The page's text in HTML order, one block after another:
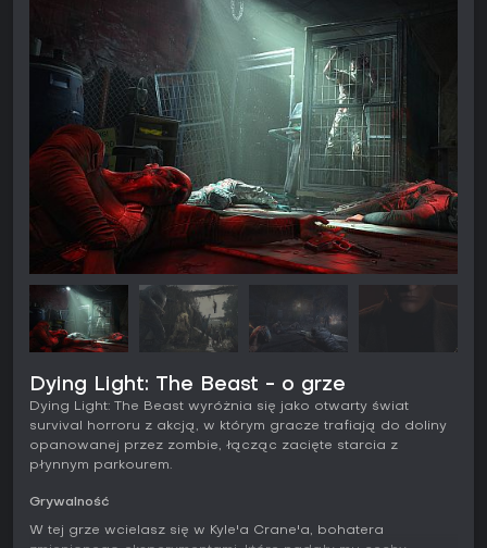
Dying Light: The Beast - o grze
Dying Light: The Beast wyróżnia się jako otwarty świat
survival horroru z akcją, w którym gracze trafiają do doliny
opanowanej przez zombie, łącząc zacięte starcia z
płynnym parkourem.
Grywalność
W tej grze wcielasz się w Kyle'a Crane'a, bohatera